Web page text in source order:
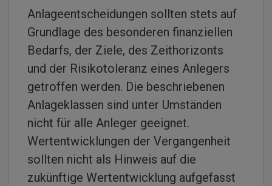
Anlageentscheidungen sollten stets auf
Grundlage des besonderen finanziellen
Bedarfs, der Ziele, des Zeithorizonts
und der Risikotoleranz eines Anlegers
getroffen werden. Die beschriebenen
Anlageklassen sind unter Umständen
nicht für alle Anleger geeignet.
Wertentwicklungen der Vergangenheit
sollten nicht als Hinweis auf die
zukünftige Wertentwicklung aufgefasst